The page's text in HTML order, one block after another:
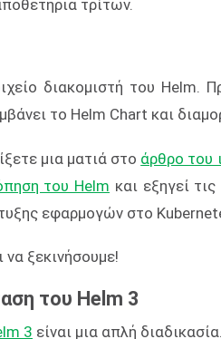
τρίτων.
διακομιστή του Helm.
το Helm Chart και
μια ματιά στο άρθρο του
του Helm και εξηγεί
εφαρμογών στο
ξεκινήσουμε!
του Helm 3
3 είναι μια απλή